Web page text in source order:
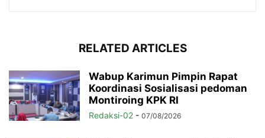
RELATED ARTICLES
Wabup Karimun Pimpin Rapat
Koordinasi Sosialisasi pedoman
Montiroing KPK RI
Redaksi-02 - 07/08/2026